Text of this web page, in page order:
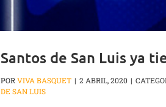
Santos de San Luis ya
PORVIVA BASQUET | 2 ABRIL, 2020 |
DE SAN LUIS